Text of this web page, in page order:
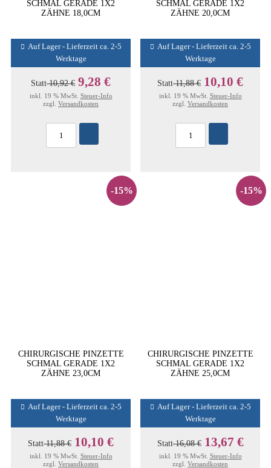
SCHMAL GERADE 1X2
ZÄHNE 18,0CM
Auf Lager - Lieferzeit ca. 2-5
Werktage
Statt10,92 € 9,28 €
inkl. 19 % MwSt. Steuer-Info
zzgl. Versandkosten
SCHMAL GERADE 1X2
ZÄHNE 20,0CM
Auf Lager - Lieferzeit ca. 2-5
Werktage
Statt11,88 € 10,10 €
inkl. 19 % MwSt. Steuer-Info
zzgl. Versandkosten
-15%
CHIRURGISCHE PINZETTE
SCHMAL GERADE 1X2
ZÄHNE 23,0CM
Auf Lager - Lieferzeit ca. 2-5
Werktage
Statt11,88 € 10,10 €
inkl. 19 % MwSt. Steuer-Info
zzgl. Versandkosten
-15%
CHIRURGISCHE PINZETTE
SCHMAL GERADE 1X2
ZÄHNE 25,0CM
Auf Lager - Lieferzeit ca. 2-5
Werktage
Statt16,08 € 13,67 €
inkl. 19 % MwSt. Steuer-Info
zzgl. Versandkosten